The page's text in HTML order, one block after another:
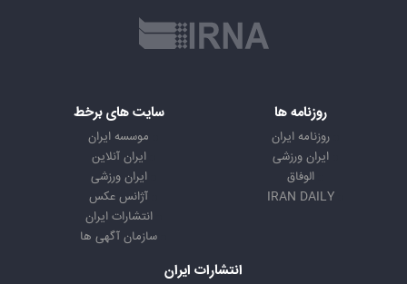
روزنامه ها
روزنامه ایران
ایران ورزشی
الوفاق
IRAN DAILY
سایت های برخط
موسسه ایران
ایران آنلاین
ایران ورزشی
آژانس عکس
انتشارات ایران
سازمان آگهی ها
انتشارات ایران